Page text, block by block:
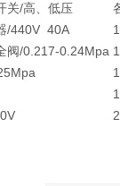
关/高、低压
/440V 40A 1
阀/0.217-0.24Mpa 1
1
1
2